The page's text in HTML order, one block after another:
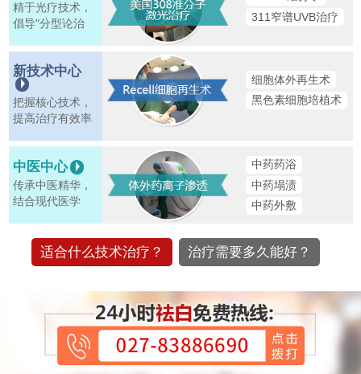
精于光疗技术，
倡导"分型论治
311窄谱UVB治疗
新技术中心
把握核心技术，
提高治疗有效率
细胞体外再生术
黑色素细胞培植术
中医中心
传承中医精华，
结合现代医学
中药药浴
中药塌渍
中药外敷
适合什么技术治疗？ 治疗需要多久能好？